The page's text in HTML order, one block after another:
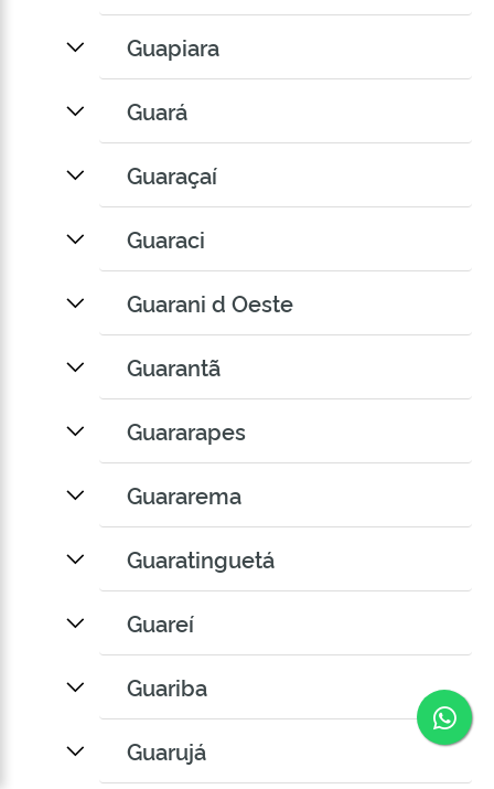
Guapiara
Guará
Guaraçaí
Guaraci
Guarani d Oeste
Guarantã
Guararapes
Guararema
Guaratinguetá
Guareí
Guariba
Guarujá